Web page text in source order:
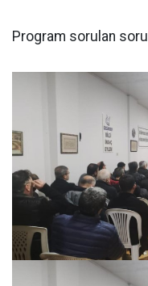
Program sorulan